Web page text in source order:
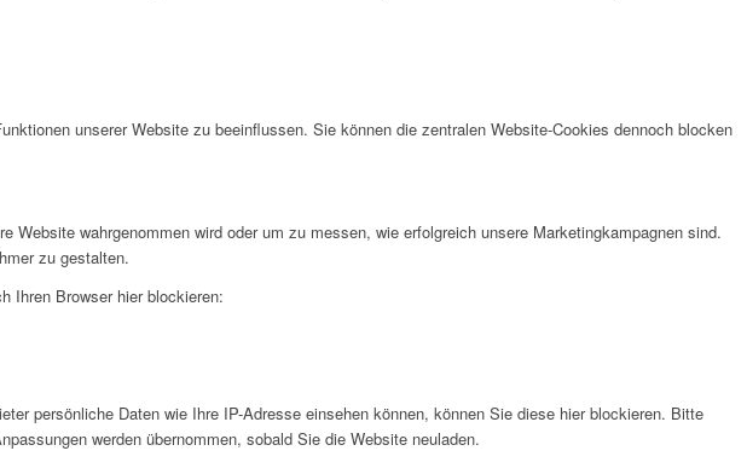
unserer Website zu beeinflussen. Sie können die zentralen Website-Cookies dennoch blocken
wahrgenommen wird oder um zu messen, wie erfolgreich unsere Marketingkampagnen sind.
zu gestalten.
Ihren Browser hier blockieren:
persönliche Daten wie Ihre IP-Adresse einsehen können, können Sie diese hier blockieren. Bitte
werden übernommen, sobald Sie die Website neuladen.